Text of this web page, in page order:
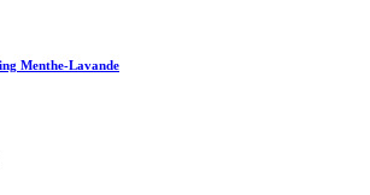
Menthe-Lavande